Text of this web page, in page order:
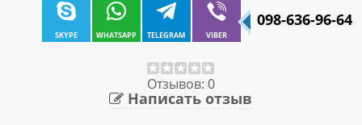
SKYPE WHATSAPP TELEGRAM VIBER
098-636-96-64
Отзывов: 0
Написать отзыв